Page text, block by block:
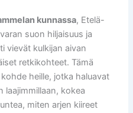
kunnassa, Etelä-
suon hiljaisuus ja
vievät kulkijan aivan
retkikohteet. Tämä
heille, jotka haluavat
laajimmillaan, kokea
miten arjen kiireet